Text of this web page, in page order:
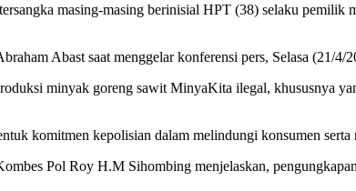
masing-masing berinisial HPT (38) selaku
Abast saat menggelar konferensi pers, Selasa (21/4/
minyak goreng sawit MinyaKita ilegal, khususnya
komitmen kepolisian dalam melindungi konsumen
Pol Roy H.M Sihombing menjelaskan,